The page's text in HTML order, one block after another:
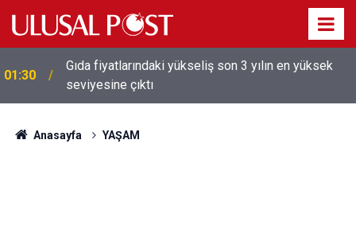
01:26
Galatasaray'dan sekiz kişi hakkında savcılığa suç
duyurusu
Anasayfa YAŞAM